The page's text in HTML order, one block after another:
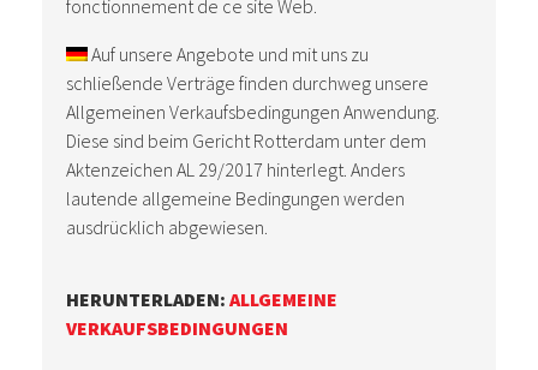
fonctionnement de ce site Web.
Auf unsere Angebote und mit uns zu
schließende Verträge finden durchweg unsere
Allgemeinen Verkaufsbedingungen Anwendung.
Diese sind beim Gericht Rotterdam unter dem
Aktenzeichen AL 29/2017 hinterlegt. Anders
lautende allgemeine Bedingungen werden
ausdrücklich abgewiesen.
HERUNTERLADEN: ALLGEMEINE
VERKAUFSBEDINGUNGEN